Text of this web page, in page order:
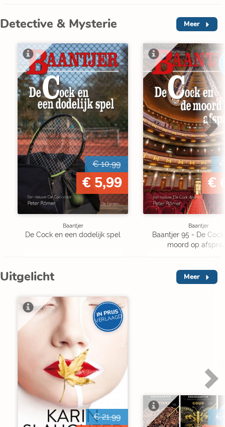
Detective & Mysterie Meer
€ 10,99
€ 5,99
Baantjer
De Cock en een dodelijk spel
€
Baantjer
Baantjer 95 - De
moord op
Uitgelicht Meer
IN PRIJS
VERLAAGD
€ 21,99 €